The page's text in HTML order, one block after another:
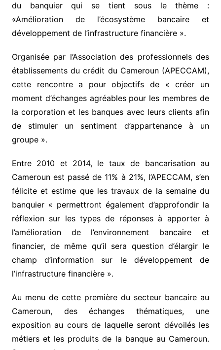
du banquier qui se tient sous le thème :
«Amélioration de l’écosystème bancaire et
développement de l’infrastructure financière ».
Organisée par l’Association des professionnels des
établissements du crédit du Cameroun (APECCAM),
cette rencontre a pour objectifs de « créer un
moment d’échanges agréables pour les membres de
la corporation et les banques avec leurs clients afin
de stimuler un sentiment d’appartenance à un
groupe ».
Entre 2010 et 2014, le taux de bancarisation au
Cameroun est passé de 11% à 21%, l’APECCAM, s’en
félicite et estime que les travaux de la semaine du
banquier « permettront également d’approfondir la
réflexion sur les types de réponses à apporter à
l’amélioration de l’environnement bancaire et
financier, de même qu’il sera question d’élargir le
champ d’information sur le développement de
l’infrastructure financière ».
Au menu de cette première du secteur bancaire au
Cameroun, des échanges thématiques, une
exposition au cours de laquelle seront dévoilés les
métiers et les produits de la banque au Cameroun.